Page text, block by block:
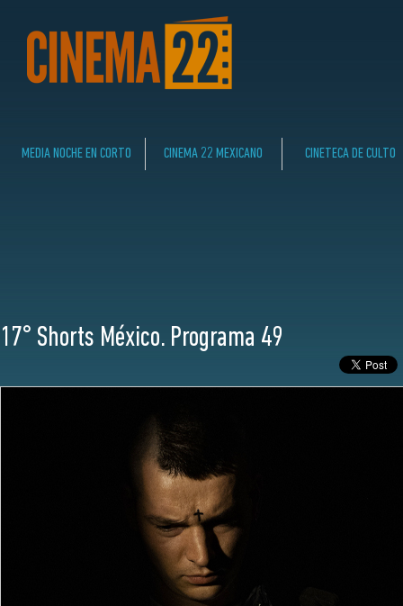
MEDIA NOCHE EN CORTO CINEMA 22 MEXICANO CINETECA DE CULTO
17° Shorts México. Programa 49